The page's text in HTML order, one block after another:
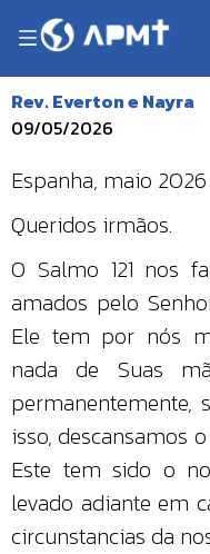
Rev. Everton e Nayra
09/05/2026
Espanha, maio 2026
Queridos irmãos.
O Salmo 121 nos
amados pelo
Ele tem por nós
nada de Suas
permanentemente,
isso, descansamos
Este tem sido o
levado adiante em
circunstancias da